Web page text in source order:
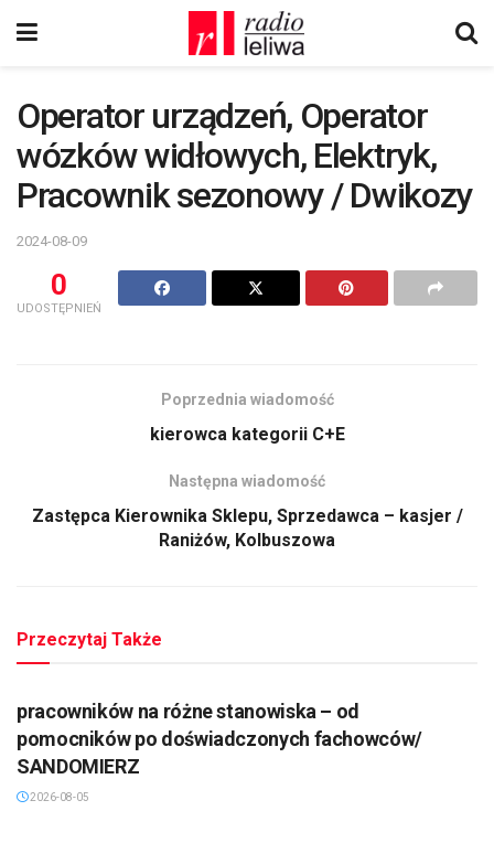
Operator urządzeń, Operator
wózków widłowych, Elektryk,
Pracownik sezonowy / Dwikozy
2024-08-09
0
UDOSTĘPNIEŃ
Poprzednia wiadomość
kierowca kategorii C+E
Następna wiadomość
Zastępca Kierownika Sklepu, Sprzedawca – kasjer /
Raniżów, Kolbuszowa
Przeczytaj Także
pracowników na różne stanowiska – od
pomocników po doświadczonych fachowców/
SANDOMIERZ
2026-08-05